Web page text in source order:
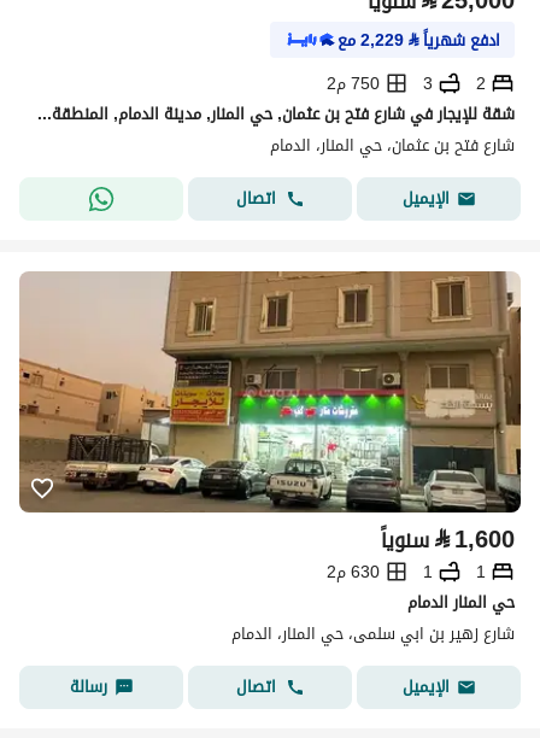
ادفع شهرياً⃁
2,229مع
2
3
750 م2
شقة للإيجار في شارع فتح بن عثمان, حي المنار, مدينة الدمام, المنطقة الشرقية
شارع فتح بن عثمان، حي المنار، الدمام
الإيميل
اتصال
⃁1,600 سنوياً
1
1
630 م2
حي المنار الدمام
شارع زهير بن ابي سلمى، حي المنار، الدمام
الإيميل
اتصال رسالة